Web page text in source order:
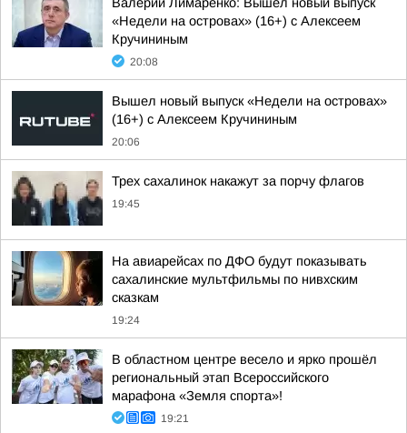
«Недели на островах» (16+) с Алексеем
Кручининым
20:08
Вышел новый выпуск «Недели на островах»
(16+) с Алексеем Кручининым
20:06
Трех сахалинок накажут за порчу флагов
19:45
На авиарейсах по ДФО будут показывать
сахалинские мультфильмы по нивхским
сказкам
19:24
В областном центре весело и ярко прошёл
региональный этап Всероссийского
марафона «Земля спорта»!
19:21